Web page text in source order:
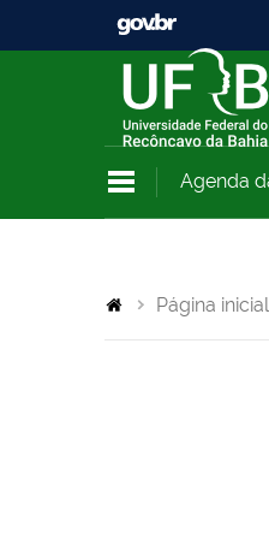
Agenda
Página inicial